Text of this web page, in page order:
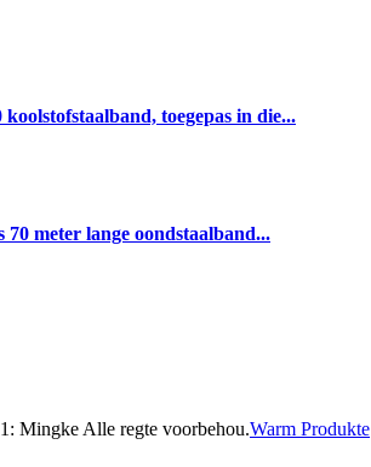
toegepas in die...
70 meter lange oondstaalband...
Mingke Alle regte voorbehou.Warm Produkte